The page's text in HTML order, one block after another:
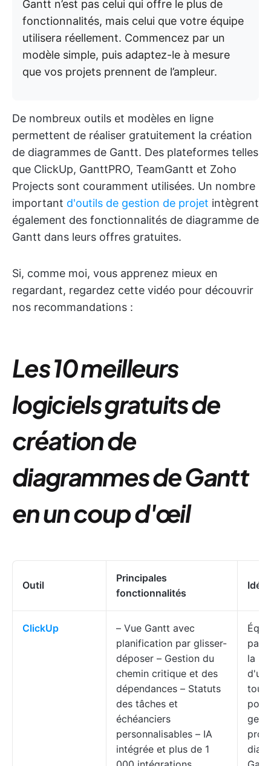
Gantt n’est pas celui qui offre le plus de
fonctionnalités, mais celui que votre équipe
utilisera réellement. Commencez par un
modèle simple, puis adaptez-le à mesure
que vos projets prennent de l’ampleur.
De nombreux outils et modèles en ligne
permettent de réaliser gratuitement la création
de diagrammes de Gantt. Des plateformes telles
que ClickUp, GanttPRO, TeamGantt et Zoho
Projects sont couramment utilisées. Un nombre
important d'outils de gestion de projet intègrent
également des fonctionnalités de diagramme de
Gantt dans leurs offres gratuites.
Si, comme moi, vous apprenez mieux en
regardant, regardez cette vidéo pour découvrir
nos recommandations :
Les 10 meilleurs
logiciels gratuits de
création de
diagrammes de Gantt
en un coup d'œil
Outil
Principales
fonctionnalités
ClickUp
– Vue Gantt avec
planification par glisser-
déposer – Gestion du
chemin critique et des
dépendances – Statuts
des tâches et
échéanciers
personnalisables – IA
intégrée et plus de 1
la
pour